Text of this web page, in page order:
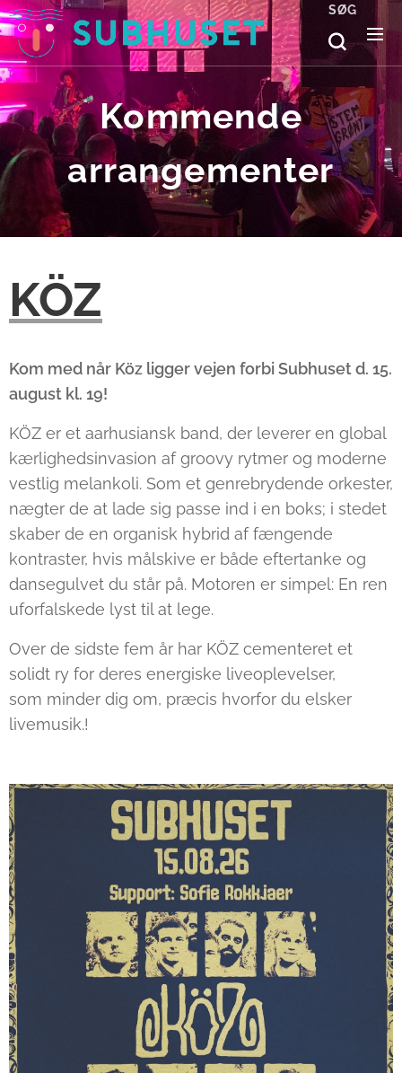
SØG
Kommende
arrangementer
KÖZ
Kom med når Köz ligger vejen forbi Subhuset d. 15.
august kl. 19!
KÖZ er et aarhusiansk band, der leverer en global
kærlighedsinvasion af groovy rytmer og moderne
vestlig melankoli. Som et genrebrydende orkester,
nægter de at lade sig passe ind i en boks; i stedet
skaber de en organisk hybrid af fængende
kontraster, hvis målskive er både eftertanke og
dansegulvet du står på. Motoren er simpel: En ren
uforfalskede lyst til at lege.
Over de sidste fem år har KÖZ cementeret et
solidt ry for deres energiske liveoplevelser,
som minder dig om, præcis hvorfor du elsker
livemusik.!